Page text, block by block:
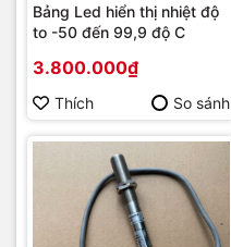
Bảng Led hiển thị nhiệt độ
to -50 đến 99,9 độ C
3.800.000₫
Thích So sánh